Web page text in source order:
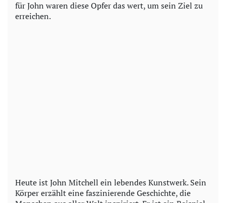
für John waren diese Opfer das wert, um sein Ziel zu
erreichen.
Heute ist John Mitchell ein lebendes Kunstwerk. Sein
Körper erzählt eine faszinierende Geschichte, die